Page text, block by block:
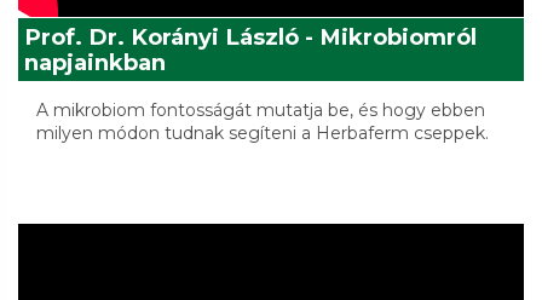
Prof. Dr. Korányi László - Mikrobiomról
napjainkban
A mikrobiom fontosságát mutatja be, és hogy ebben
milyen módon tudnak segíteni a Herbaferm cseppek.